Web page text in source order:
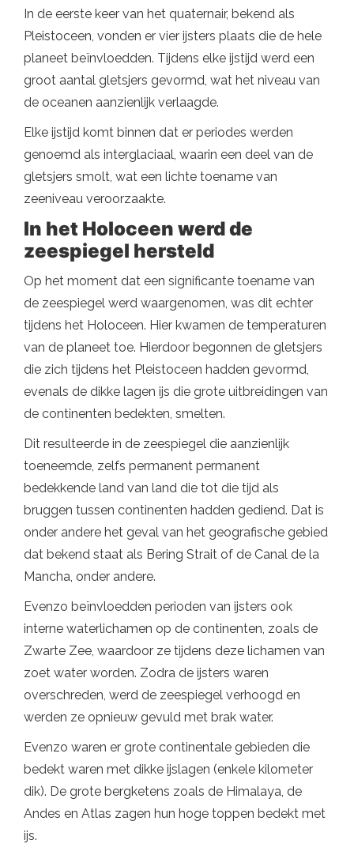
In de eerste keer van het quaternair, bekend als
Pleistoceen, vonden er vier ijsters plaats die de hele
planeet beïnvloedden. Tijdens elke ijstijd werd een
groot aantal gletsjers gevormd, wat het niveau van
de oceanen aanzienlijk verlaagde.
Elke ijstijd komt binnen dat er periodes werden
genoemd als interglaciaal, waarin een deel van de
gletsjers smolt, wat een lichte toename van
zeeniveau veroorzaakte.
In het Holoceen werd de
zeespiegel hersteld
Op het moment dat een significante toename van
de zeespiegel werd waargenomen, was dit echter
tijdens het Holoceen. Hier kwamen de temperaturen
van de planeet toe. Hierdoor begonnen de gletsjers
die zich tijdens het Pleistoceen hadden gevormd,
evenals de dikke lagen ijs die grote uitbreidingen van
de continenten bedekten, smelten.
Dit resulteerde in de zeespiegel die aanzienlijk
toeneemde, zelfs permanent permanent
bedekkende land van land die tot die tijd als
bruggen tussen continenten hadden gediend. Dat is
onder andere het geval van het geografische gebied
dat bekend staat als Bering Strait of de Canal de la
Mancha, onder andere.
Evenzo beïnvloedden perioden van ijsters ook
interne waterlichamen op de continenten, zoals de
Zwarte Zee, waardoor ze tijdens deze lichamen van
zoet water worden. Zodra de ijsters waren
overschreden, werd de zeespiegel verhoogd en
werden ze opnieuw gevuld met brak water.
Evenzo waren er grote continentale gebieden die
bedekt waren met dikke ijslagen (enkele kilometer
dik). De grote bergketens zoals de Himalaya, de
Andes en Atlas zagen hun hoge toppen bedekt met
ijs.